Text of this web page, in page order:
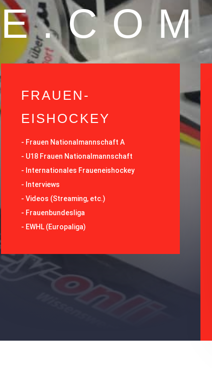
E.COM
FRAUEN-
EISHOCKEY
- Frauen Nationalmannschaft A
- U18 Frauen Nationalmannschaft
- Internationales Fraueneishockey
- Interviews
- Videos (Streaming, etc.)
- Frauenbundesliga
- EWHL (Europaliga)